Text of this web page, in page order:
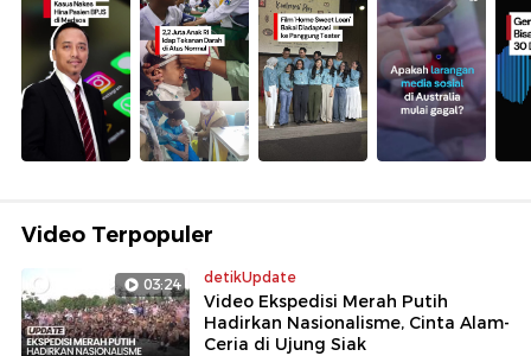
Video Terpopuler
03:24 detikUpdate
Video Ekspedisi Merah Putih
Hadirkan Nasionalisme, Cinta Alam-
Ceria di Ujung Siak